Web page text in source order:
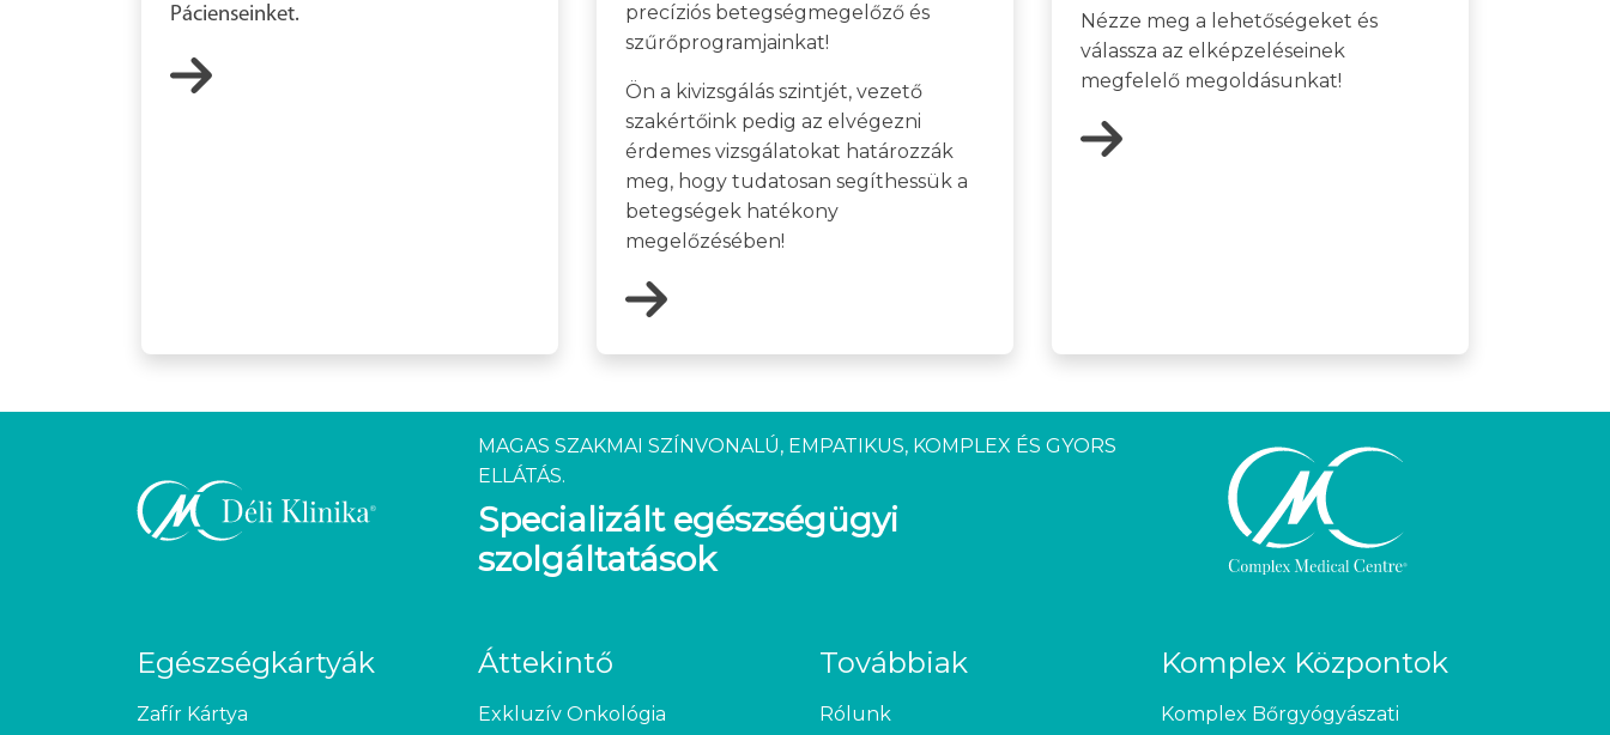
Pácienseinket.
precíziós betegségmegelőző és
szűrőprogramjainkat!
Ön a kivizsgálás szintjét, vezető
szakértőink pedig az elvégezni
érdemes vizsgálatokat határozzák
meg, hogy tudatosan segíthessük a
betegségek hatékony
megelőzésében!
Nézze meg a lehetőségeket és
válassza az elképzeléseinek
megfelelő megoldásunkat!
MAGAS SZAKMAI SZÍNVONALÚ, EMPATIKUS, KOMPLEX ÉS GYORS
ELLÁTÁS.
Specializált egészségügyi
szolgáltatások
Egészségkártyák
Zafír Kártya
Áttekintő
Exkluzív Onkológia
Továbbiak
Rólunk
Komplex Központok
Komplex Bőrgyógyászati